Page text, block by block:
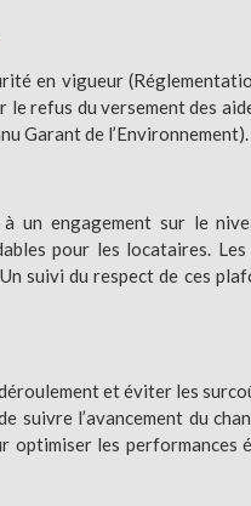
en vigueur
refus du versement des
Garant de l’Environnement).
un engagement sur le
pour les locataires.
suivi du respect de ces
et éviter les
suivre l’avancement du
optimiser les performances